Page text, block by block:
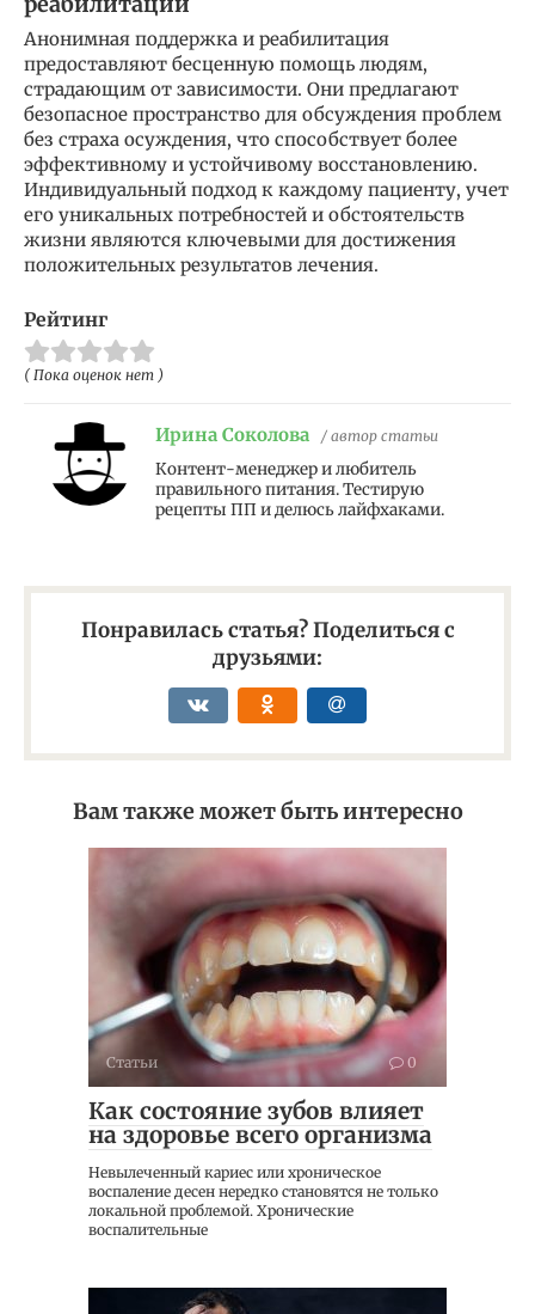
Анонимная поддержка и реабилитация
предоставляют бесценную помощь людям,
страдающим от зависимости. Они предлагают
безопасное пространство для обсуждения проблем
без страха осуждения, что способствует более
эффективному и устойчивому восстановлению.
Индивидуальный подход к каждому пациенту, учет
его уникальных потребностей и обстоятельств
жизни являются ключевыми для достижения
положительных результатов лечения.
Рейтинг
( Пока оценок нет )
Ирина Соколова / автор статьи
Контент-менеджер и любитель
правильного питания. Тестирую
рецепты ПП и делюсь лайфхаками.
Понравилась статья? Поделиться с
друзьями:
Вам также может быть интересно
Статьи 0
Как состояние зубов влияет
на здоровье всего организма
Невылеченный кариес или хроническое
воспаление десен нередко становятся не только
локальной проблемой. Хронические
воспалительные